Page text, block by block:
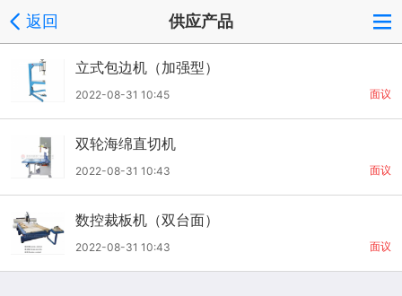
返回 供应产品
立式包边机（加强型）
面议
2022-08-31 10:45
双轮海绵直切机
面议
2022-08-31 10:43
数控裁板机（双台面）
面议
2022-08-31 10:43